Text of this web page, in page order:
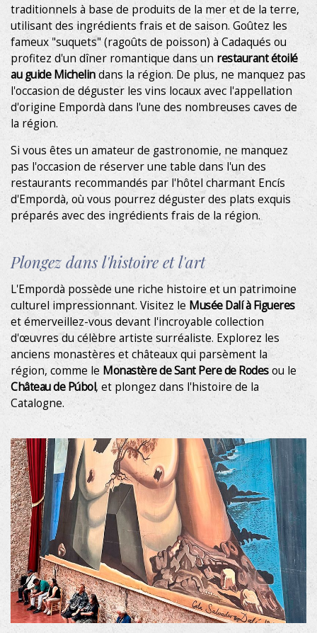
traditionnels à base de produits de la mer et de la terre,
utilisant des ingrédients frais et de saison. Goûtez les
fameux "suquets" (ragoûts de poisson) à Cadaqués ou
profitez d'un dîner romantique dans un restaurant étoilé
au guide Michelindans la région. De plus, ne manquez pas
l'occasion de déguster les vins locaux avec l'appellation
d'origine Empordà dans l'une des nombreuses caves de
la région.
Si vous êtes un amateur de gastronomie, ne manquez
pas l'occasion de réserver une table dans l'un des
restaurants recommandés par l'hôtel charmant Encís
d'Empordà, où vous pourrez déguster des plats exquis
préparés avec des ingrédients frais de la région.
Plongez dans l'histoire et l'art
L'Empordà possède une riche histoire et un patrimoine
culturel impressionnant. Visitez le Musée Dalí à Figueres
et émerveillez-vous devant l'incroyable collection
d'œuvres du célèbre artiste surréaliste. Explorez les
anciens monastères et châteaux qui parsèment la
région, comme le Monastère de Sant Pere de Rodesou le
Château de Púbol, et plongez dans l'histoire de la
Catalogne.